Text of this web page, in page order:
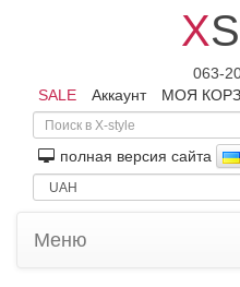
X
063-
SALE
Аккаунт МОЯ
полная версия сайта
Меню